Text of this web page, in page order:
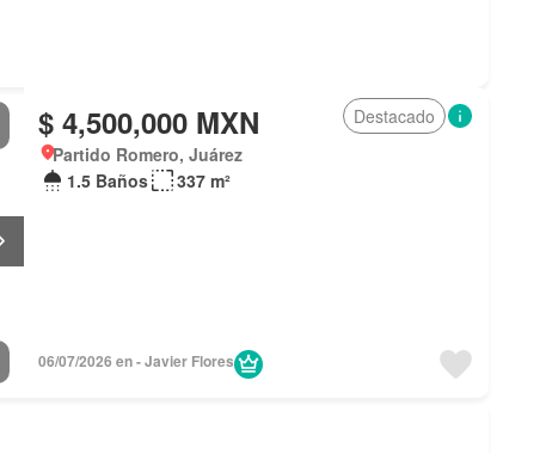
$ 4,500,000 MXN
Destacado
Partido Romero, Juárez
1.5 Baños
337 m²
06/07/2026 en - Javier Flores